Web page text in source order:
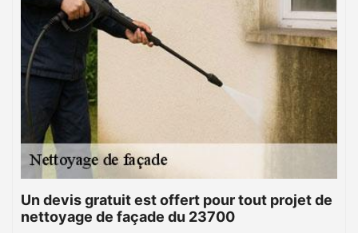
Un devis gratuit est offert pour tout projet de
nettoyage de façade du 23700